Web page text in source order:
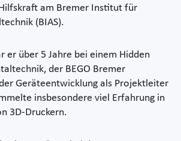
am Bremer Institut für
(BIAS).
er über 5 Jahre bei einem Hidden
der BEGO Bremer
Geräteentwicklung als Projektleiter
insbesondere viel Erfahrung in
3D-Druckern.